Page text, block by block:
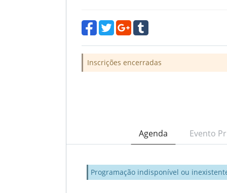
Inscrições encerradas
Agenda Evento
Programação indisponível ou